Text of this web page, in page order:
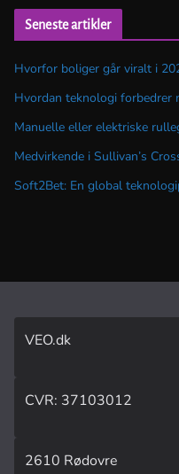
Seneste artikler
Hvorfor boliger går viralt i
Hvordan teknologi
Manuelle eller elektriske
Medvirkende i Sullivan’s
Soft2Bet: En global
VEO.dk
CVR: 37103012
2610 Rødovre